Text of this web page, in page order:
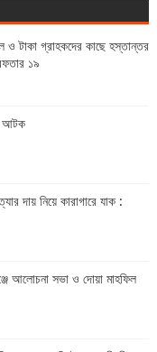
ও টাকা গ্রাহকদের কাছে হস্তান্তর
১৯
আটক
দায় নিয়ে কারাগারে যাক :
আলোচনা সভা ও দোয়া মাহফিল